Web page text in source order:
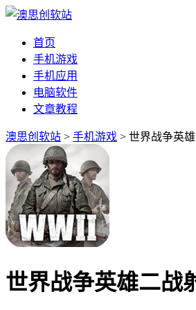
首页
手机游戏
手机应用
电脑软件
文章教程
澳思创软站 > 手机游戏 > 世界战争英
世界战争英雄二战